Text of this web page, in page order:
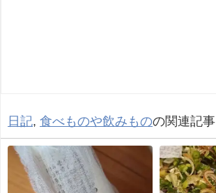
日記, 食べものや飲みものの関連記事